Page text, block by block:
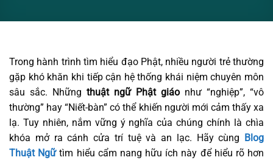
Trong hành trình tìm hiểu đạo Phật, nhiều người trẻ thường
gặp khó khăn khi tiếp cận hệ thống khái niệm chuyên môn
sâu sắc. Những thuật ngữ Phật giáo như “nghiệp”, “vô
thường” hay “Niết-bàn” có thể khiến người mới cảm thấy xa
lạ. Tuy nhiên, nắm vững ý nghĩa của chúng chính là chìa
khóa mở ra cánh cửa trí tuệ và an lạc. Hãy cùng Blog
Thuật Ngữtìm hiểu cẩm nang hữu ích này để hiểu rõ hơn